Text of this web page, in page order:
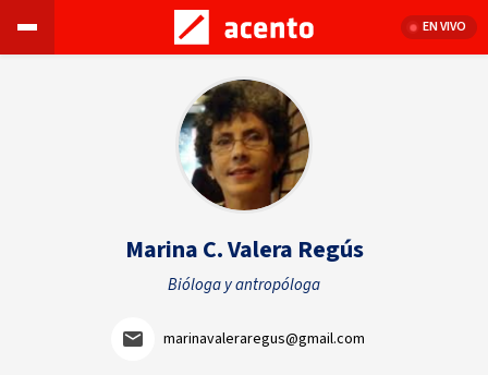
EN VIVO
Marina C. Valera Regús
Bióloga y antropóloga
marinavaleraregus@gmail.com